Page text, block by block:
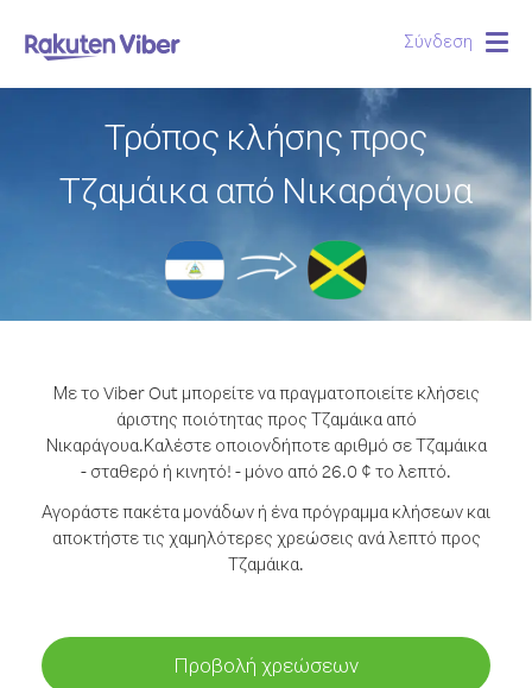
Σύνδεση
Τρόπος κλήσης προς
Τζαμάικα από Νικαράγουα
Με το Viber Out μπορείτε να πραγματοποιείτε κλήσεις
άριστης ποιότητας προς Τζαμάικα από
Νικαράγουα.Καλέστε οποιονδήποτε αριθμό σε Τζαμάικα
- σταθερό ή κινητό! - μόνο από 26.0 ¢ το λεπτό.
Αγοράστε πακέτα μονάδων ή ένα πρόγραμμα κλήσεων και
αποκτήστε τις χαμηλότερες χρεώσεις ανά λεπτό προς
Τζαμάικα.
Προβολή χρεώσεων